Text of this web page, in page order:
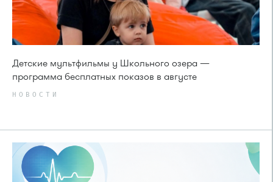
Детские мультфильмы у Школьного озера —
программа бесплатных показов в августе
НОВОСТИ